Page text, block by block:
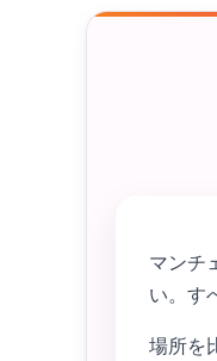
マンチ
い。す
場所を